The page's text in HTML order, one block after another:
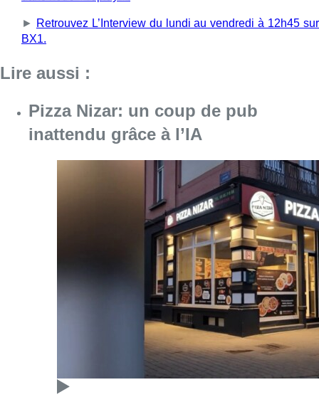
Consulter l'article "Pizza Nizar: un coup de
Foire du Midi: les visiteurs au
rendez-vous grâce à la météo